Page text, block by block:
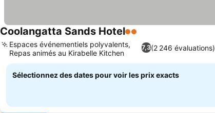
Coolangatta Sands Hotel2 Étoiles
7,3(2 246 évaluations)
Espaces événementiels polyvalents,
Repas animés au Kirabelle Kitchen
Sélectionnez des dates pour voir les prix exacts